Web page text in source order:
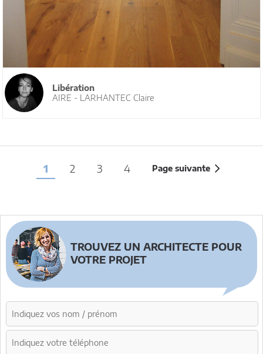
Libération
AIRE - LARHANTEC Claire
1 2 3 4 Page suivante
TROUVEZ UN ARCHITECTE POUR
VOTRE PROJET